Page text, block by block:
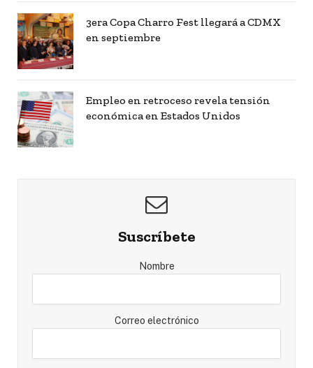
3era Copa Charro Fest llegará a CDMX
en septiembre
Empleo en retroceso revela tensión
económica en Estados Unidos
Suscríbete
Nombre
Correo electrónico